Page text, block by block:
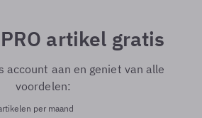
artikel gratis
account aan en geniet van alle
voordelen:
per maand